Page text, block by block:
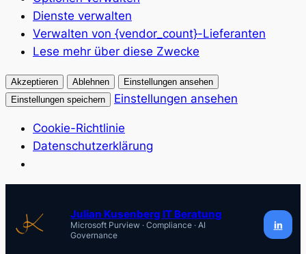
Dienste verwalten
Verwalten von {vendor_count}-Lieferanten
Lese mehr über diese Zwecke
Akzeptieren Ablehnen
Einstellungen ansehen
Einstellungen speichern
Einstellungen ansehen
Cookie-Richtlinie
Datenschutzerklärung
springen
Julian Kusenberg IT Beratung
Microsoft Purview · Compliance · AI
Governance
in